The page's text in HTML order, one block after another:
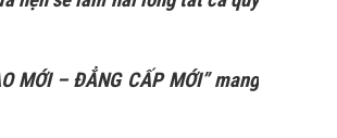
MỚI – ĐẲNG CẤP MỚI” mang